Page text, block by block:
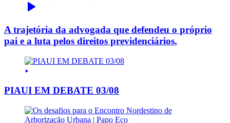
A trajetória da advogada que defendeu o próprio
pai e a luta pelos direitos previdenciários.
PIAUI EM DEBATE 03/08